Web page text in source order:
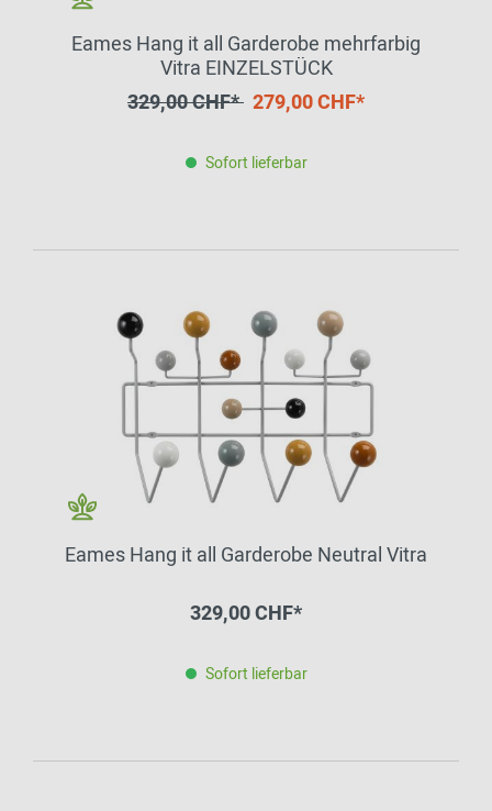
Eames Hang it all Garderobe mehrfarbig
Vitra EINZELSTÜCK
329,00 CHF* 279,00 CHF*
Sofort lieferbar
Eames Hang it all Garderobe Neutral Vitra
329,00 CHF*
Sofort lieferbar